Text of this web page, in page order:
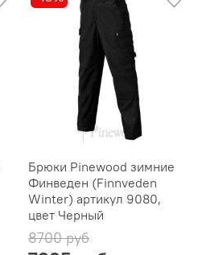
Брюки Pinewood зимние
Финведен (Finnveden
Winter) артикул 9080,
цвет Черный
8700 руб